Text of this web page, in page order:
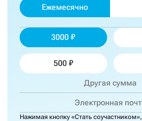
Ежемесячно
3000
500
Нажимая кнопку «Стать соучастником»,